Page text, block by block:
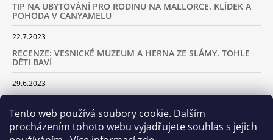
Tento web používá soubory cookie. Dalším
procházením tohoto webu vyjadřujete souhlas s jejich
TIP NA UBYTOVÁNÍ PRO RODINU NA MALLORCE. KLÍDEK A
POHODA V CANYAMELU
22.7.2023
RECENZE: VESNICKÉ MUZEUM A HERNA ZE SLÁMY. TOHLE
DĚTI BAVÍ
29.6.2023
KOLIK VÁS TO BUDE STÁT
18.2.2023